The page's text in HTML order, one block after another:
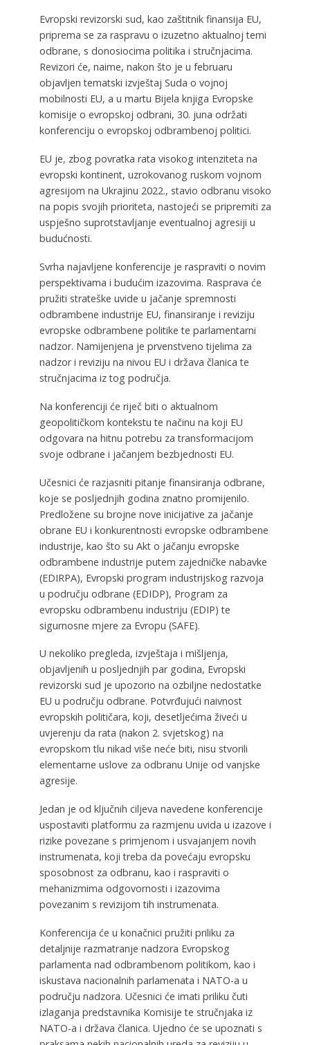
Evropski revizorski sud, kao zaštitnik finansija EU,
priprema se za raspravu o izuzetno aktualnoj temi
odbrane, s donosiocima politika i stručnjacima.
Revizori će, naime, nakon što je u februaru
objavljen tematski izvještaj Suda o vojnoj
mobilnosti EU, a u martu Bijela knjiga Evropske
komisije o evropskoj odbrani, 30. juna održati
konferenciju o evropskoj odbrambenoj politici.
EU je, zbog povratka rata visokog intenziteta na
evropski kontinent, uzrokovanog ruskom vojnom
agresijom na Ukrajinu 2022., stavio odbranu visoko
na popis svojih prioriteta, nastojeći se pripremiti za
uspješno suprotstavljanje eventualnoj agresiji u
budućnosti.
Svrha najavljene konferencije je raspraviti o novim
perspektivama i budućim izazovima. Rasprava će
pružiti strateške uvide u jačanje spremnosti
odbrambene industrije EU, finansiranje i reviziju
evropske odbrambene politike te parlamentarni
nadzor. Namijenjena je prvenstveno tijelima za
nadzor i reviziju na nivou EU i država članica te
stručnjacima iz tog područja.
Na konferenciji će riječ biti o aktualnom
geopolitičkom kontekstu te načinu na koji EU
odgovara na hitnu potrebu za transformacijom
svoje odbrane i jačanjem bezbjednosti EU.
Učesnici će razjasniti pitanje finansiranja odbrane,
koje se posljednjih godina znatno promijenilo.
Predložene su brojne nove inicijative za jačanje
obrane EU i konkurentnosti evropske odbrambene
industrije, kao što su Akt o jačanju evropske
odbrambene industrije putem zajedničke nabavke
(EDIRPA), Evropski program industrijskog razvoja
u području odbrane (EDIDP), Program za
evropsku odbrambenu industriju (EDIP) te
sigurnosne mjere za Evropu (SAFE).
U nekoliko pregleda, izvještaja i mišljenja,
objavljenih u posljednjih par godina, Evropski
revizorski sud je upozorio na ozbiljne nedostatke
EU u području odbrane. Potvrđujući naivnost
evropskih političara, koji, desetljećima živeći u
uvjerenju da rata (nakon 2. svjetskog) na
evropskom tlu nikad više neće biti, nisu stvorili
elementarne uslove za odbranu Unije od vanjske
agresije.
Jedan je od ključnih ciljeva navedene konferencije
uspostaviti platformu za razmjenu uvida u izazove i
rizike povezane s primjenom i usvajanjem novih
instrumenata, koji treba da povećaju evropsku
sposobnost za odbranu, kao i raspraviti o
mehanizmima odgovornosti i izazovima
povezanim s revizijom tih instrumenata.
Konferencija će u konačnici pružiti priliku za
detaljnije razmatranje nadzora Evropskog
parlamenta nad odbrambenom politikom, kao i
iskustava nacionalnih parlamenata i NATO-a u
području nadzora. Učesnici će imati priliku čuti
izlaganja predstavnika Komisije te stručnjaka iz
NATO-a i država članica. Ujedno će se upoznati s